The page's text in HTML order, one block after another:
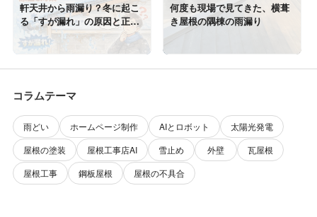
軒天井から雨漏り？冬に起こ
る「すが漏れ」の原因と正し
い対策
何度も現場で見てきた、横葺
き屋根の隅棟の雨漏り
コラムテーマ
雨どい ホームページ制作 AIとロボット
太陽光発電
屋根の塗装
屋根工事店AI 雪止め 外壁
瓦屋根
屋根工事
鋼板屋根 屋根の不具合